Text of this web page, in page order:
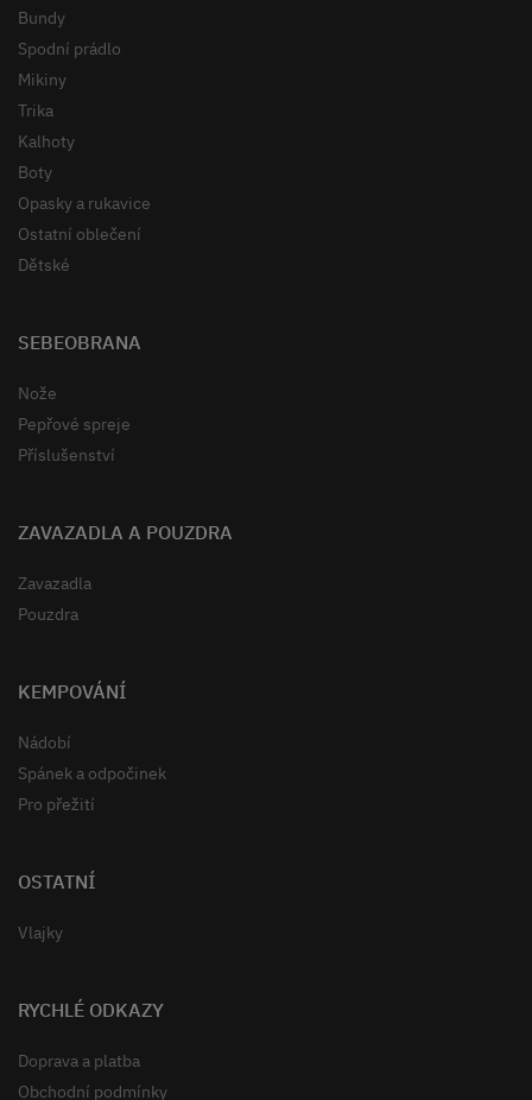
Bundy
Spodní prádlo
Mikiny
Trika
Kalhoty
Boty
Opasky a rukavice
Ostatní oblečení
Dětské
SEBEOBRANA
Nože
Pepřové spreje
Příslušenství
ZAVAZADLA A POUZDRA
Zavazadla
Pouzdra
KEMPOVÁNÍ
Nádobí
Spánek a odpočinek
Pro přežití
OSTATNÍ
Vlajky
RYCHLÉ ODKAZY
Doprava a platba
Obchodní podmínky